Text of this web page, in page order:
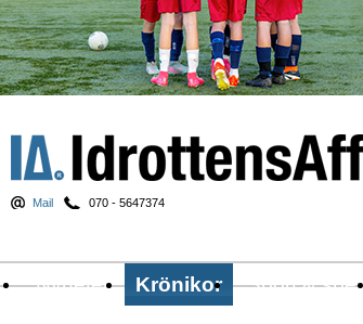
Mail 070 - 5647374
Nyheter Krönikor Sport & spel